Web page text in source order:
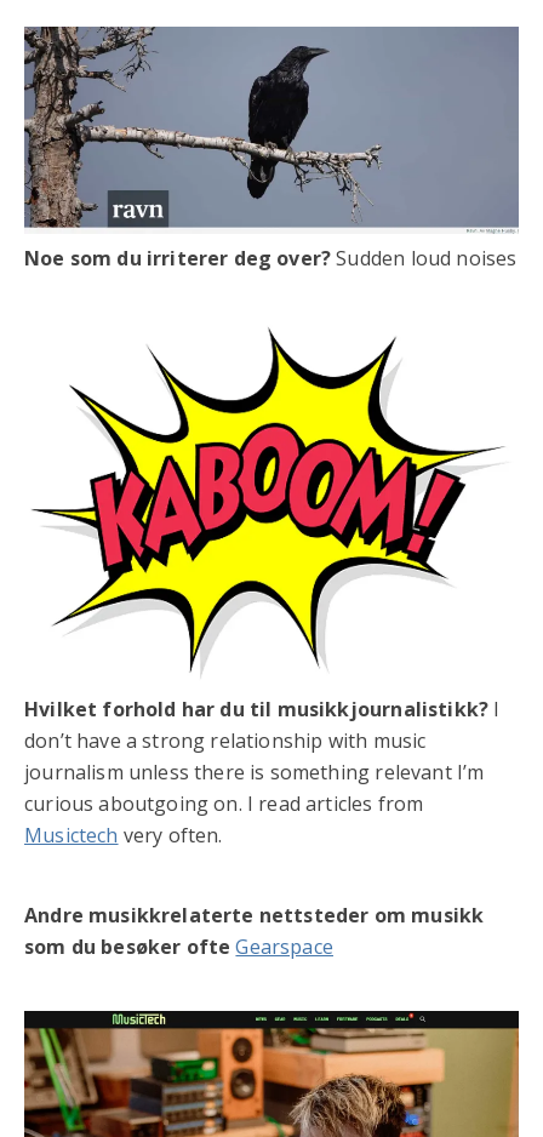
Noe som du irriterer deg over?Sudden loud noises
Hvilket forhold har du til musikkjournalistikk? I
don’t have a strong relationship with music
journalism unless there is something relevant I’m
curious aboutgoing on. I read articles from
Musictech very often.
Andre musikkrelaterte nettsteder om musikk
som du besøker ofteGearspace